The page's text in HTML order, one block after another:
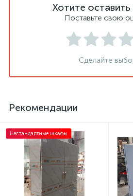
Хотите оставить
Поставьте свою
Сделайте
Рекомендации
Нестандартные шкафы